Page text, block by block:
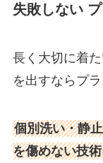
失敗しない
長く大切に着
を出すならプ
個別洗い・静
を傷めない技